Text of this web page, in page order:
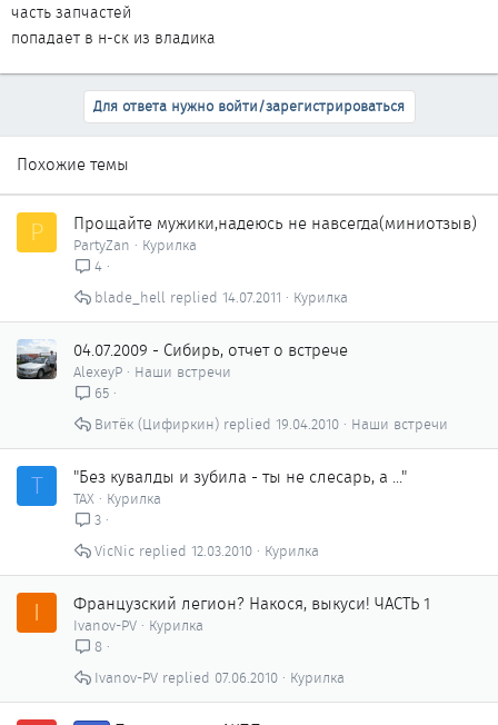
часть запчастей
попадает в н-ск из владика
Для ответа нужно войти/зарегистрироваться
Похожие темы
P Прощайте мужики,надеюсь не навсегда(миниотзыв)
PartyZan
Курилка
4
Курилка
14.07.2011
blade_hell
04.07.2009 - Сибирь, отчет о встрече
AlexeyP
Наши встречи
65
Наши встречи
19.04.2010
Витёк (Цифиркин)
Т "Без кувалды и зубила - ты не слесарь, а ..."
ТАХ
Курилка
3
Курилка
12.03.2010
VicNic
I Французский легион? Накося, выкуси! ЧАСТЬ 1
Ivanov-PV
Курилка
8
Курилка
07.06.2010
Ivanov-PV